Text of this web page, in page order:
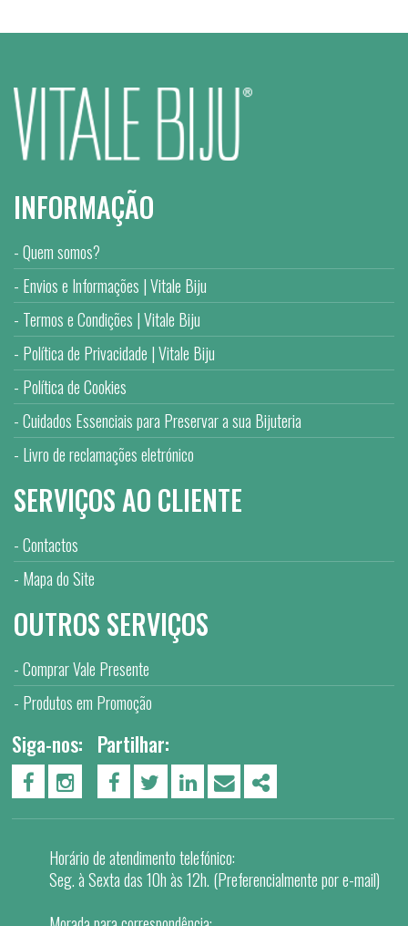
INFORMAÇÃO
Quem somos?
Envios e Informações | Vitale Biju
Termos e Condições | Vitale Biju
Política de Privacidade | Vitale Biju
Política de Cookies
Cuidados Essenciais para Preservar a sua Bijuteria
Livro de reclamações eletrónico
SERVIÇOS AO CLIENTE
Contactos
Mapa do Site
OUTROS SERVIÇOS
Comprar Vale Presente
Produtos em Promoção
Siga-nos:
PÁGINA DO FACEBOOK
PÁGINA DO INSTAGRAM
Partilhar:
FACEBOOKTWITTERLINKEDIN
EMAIL
Horário de atendimento telefónico:
Seg. à Sexta das 10h às 12h. (Preferencialmente por e-mail)